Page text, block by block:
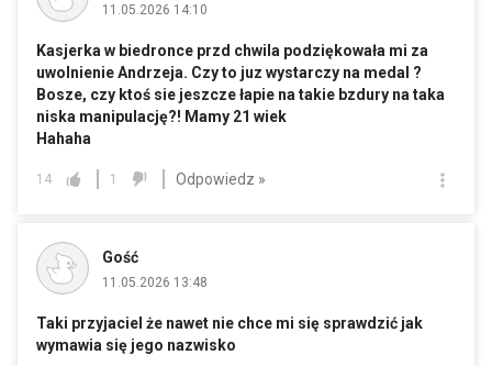
11.05.2026 14:10
Kasjerka w biedronce przd chwila podziękowała mi za
uwolnienie Andrzeja. Czy to juz wystarczy na medal ?
Bosze, czy ktoś sie jeszcze łapie na takie bzdury na taka
niska manipulację?! Mamy 21 wiek
Hahaha
14 1 Odpowiedz »
Gość
11.05.2026 13:48
Taki przyjaciel że nawet nie chce mi się sprawdzić jak
wymawia się jego nazwisko